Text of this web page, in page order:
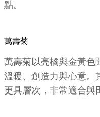
點。
萬壽菊
萬壽菊以亮橘與金黃色
溫暖、創造力與心意。
更具層次，非常適合與